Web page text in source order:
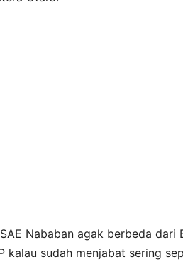
Nababan agak berbeda dari
kalau sudah menjabat sering